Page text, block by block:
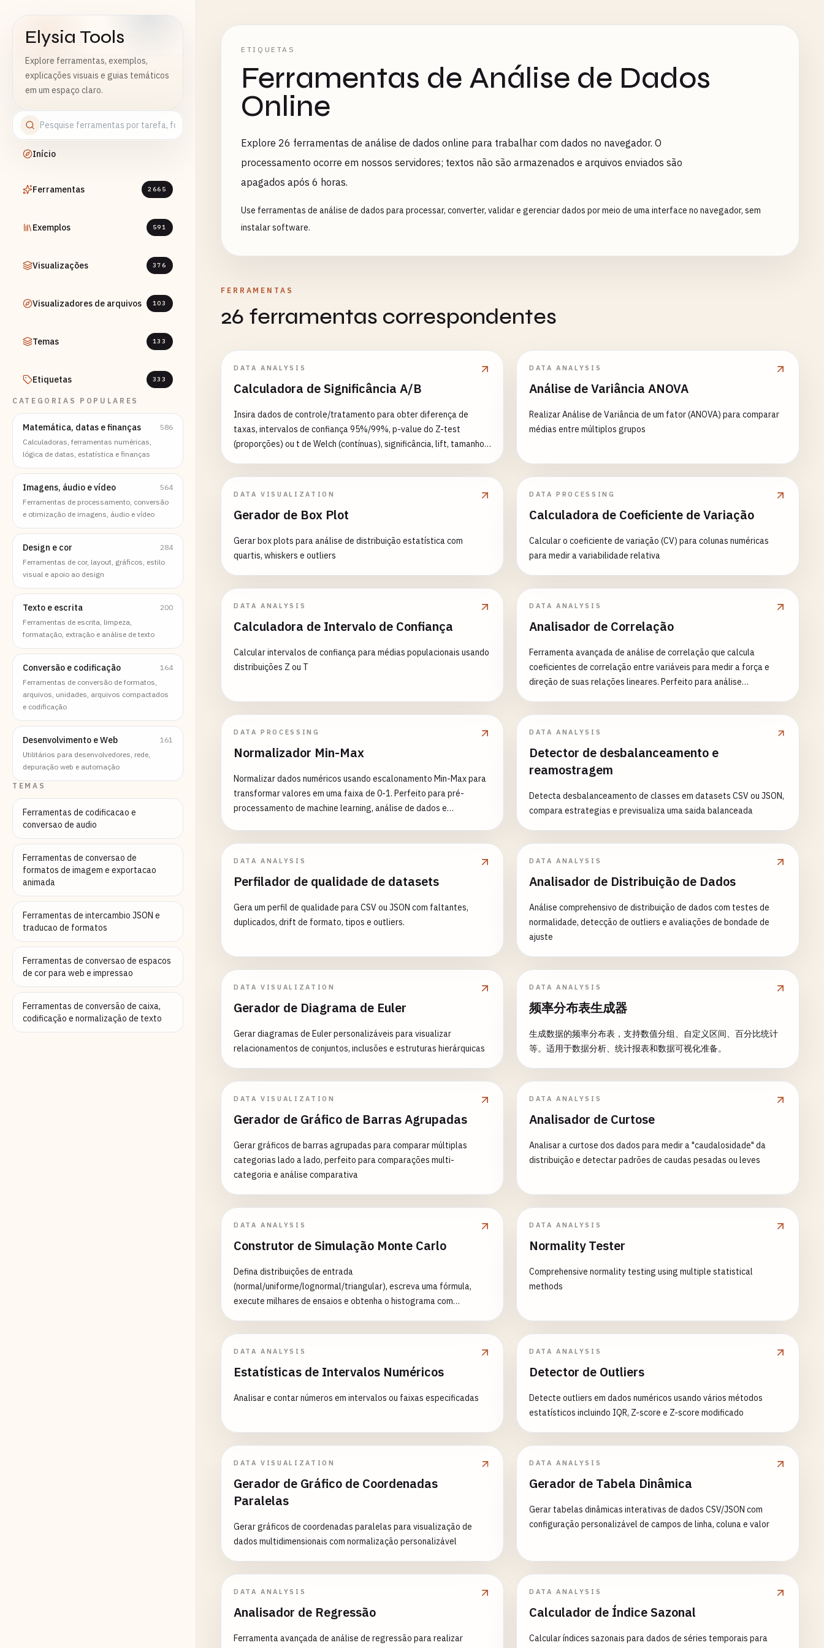
Elysia Tools
Explore ferramentas, exemplos,
explicações visuais e guias temáticos
em um espaço claro.
Início
Ferramentas 2665
Exemplos 591
Visualizações 376
Visualizadores de arquivos 103
Temas 133
Etiquetas 333
CATEGORIAS POPULARES
Matemática, datas e finanças
586
Calculadoras, ferramentas numéricas,
lógica de datas, estatística e finanças
Imagens, áudio e vídeo
564
Ferramentas de processamento, conversão
e otimização de imagens, áudio e vídeo
Design e cor
284
Ferramentas de cor, layout, gráficos, estilo
visual e apoio ao design
Texto e escrita
200
Ferramentas de escrita, limpeza,
formatação, extração e análise de texto
Conversão e codificação
164
Ferramentas de conversão de formatos,
arquivos, unidades, arquivos compactados
e codificação
Desenvolvimento e Web
161
Utilitários para desenvolvedores, rede,
depuração web e automação
TEMAS
Ferramentas de codificacao e
conversao de audio
Ferramentas de conversao de
formatos de imagem e exportacao
animada
Ferramentas de intercambio JSON e
traducao de formatos
Ferramentas de conversao de espacos
de cor para web e impressao
Ferramentas de conversão de caixa,
codificação e normalização de texto
ETIQUETAS
Ferramentas de Análise de Dados
Online
Explore 26 ferramentas de análise de dados online para trabalhar com dados no navegador. O
processamento ocorre em nossos servidores; textos não são armazenados e arquivos enviados são
apagados após 6 horas.
Use ferramentas de análise de dados para processar, converter, validar e gerenciar dados por meio de uma interface no navegador, sem
instalar software.
FERRAMENTAS
26 ferramentas correspondentes
DATA ANALYSIS
Calculadora de Significância A/B
Insira dados de controle/tratamento para obter diferença de
taxas, intervalos de confiança 95%/99%, p-value do Z-test
(proporções) ou t de Welch (contínuas), significância, lift, tamanho
DATA ANALYSIS
Análise de Variância ANOVA
Realizar Análise de Variância de um fator (ANOVA) para comparar
médias entre múltiplos grupos
DATA VISUALIZATION
Gerador de Box Plot
Gerar box plots para análise de distribuição estatística com
quartis, whiskers e outliers
DATA PROCESSING
Calculadora de Coeficiente de Variação
Calcular o coeficiente de variação (CV) para colunas numéricas
para medir a variabilidade relativa
DATA ANALYSIS
Calculadora de Intervalo de Confiança
Calcular intervalos de confiança para médias populacionais usando
distribuições Z ou T
DATA ANALYSIS
Analisador de Correlação
Ferramenta avançada de análise de correlação que calcula
coeficientes de correlação entre variáveis para medir a força e
direção de suas relações lineares. Perfeito para análise
intervalos de confiança - Visualização de mapa de calor - Geração
de matriz de gráficos de dispersão - Estratégias de tratamento de
Capacidades de análise de grupo - Relatórios estatísticos
detalhados Casos de Uso Comuns: - Análise de mercado financeiro
e avaliação de risco - Pesquisa científica e teste de hipóteses -
Análise de comportamento do cliente e marketing - Análise de
dados de saúde e médicos - Controle de qualidade e otimização de
DATA PROCESSING
Normalizador Min-Max
Normalizar dados numéricos usando escalonamento Min-Max para
transformar valores em uma faixa de 0-1. Perfeito para pré-
processamento de machine learning, análise de dados e
tipo de dados - Processamento de valores ausentes - Preservação
de colunas não numéricas - Inclui resumo estatístico Casos de Uso
Normalização de entrada de redes neurais - Pré-processamento
para visualização de dados - Análise comparativa em diferentes
DATA ANALYSIS
Detector de desbalanceamento e
reamostragem
Detecta desbalanceamento de classes em datasets CSV ou JSON,
compara estrategias e previsualiza uma saida balanceada
DATA ANALYSIS
Perfilador de qualidade de datasets
Gera um perfil de qualidade para CSV ou JSON com faltantes,
duplicados, drift de formato, tipos e outliers.
DATA ANALYSIS
Analisador de Distribuição de Dados
Análise comprehensivo de distribuição de dados com testes de
normalidade, detecção de outliers e avaliações de bondade de
ajuste
DATA VISUALIZATION
Gerador de Diagrama de Euler
Gerar diagramas de Euler personalizáveis para visualizar
relacionamentos de conjuntos, inclusões e estruturas hierárquicas
DATA ANALYSIS
频率分布表生成器
生成数据的频率分布表，支持数值分组、自定义区间、百分比统计
等。适用于数据分析、统计报表和数据可视化准备。
DATA VISUALIZATION
Gerador de Gráfico de Barras Agrupadas
Gerar gráficos de barras agrupadas para comparar múltiplas
categorias lado a lado, perfeito para comparações multi-
categoria e análise comparativa
DATA ANALYSIS
Analisador de Curtose
Analisar a curtose dos dados para medir a "caudalosidade" da
distribuição e detectar padrões de caudas pesadas ou leves
DATA ANALYSIS
Construtor de Simulação Monte Carlo
Defina distribuições de entrada
(normal/uniforme/lognormal/triangular), escreva uma fórmula,
execute milhares de ensaios e obtenha o histograma com
DATA ANALYSIS
Normality Tester
Comprehensive normality testing using multiple statistical
methods
DATA ANALYSIS
Estatísticas de Intervalos Numéricos
Analisar e contar números em intervalos ou faixas especificadas
DATA ANALYSIS
Detector de Outliers
Detecte outliers em dados numéricos usando vários métodos
estatísticos incluindo IQR, Z-score e Z-score modificado
DATA VISUALIZATION
Gerador de Gráfico de Coordenadas
Paralelas
Gerar gráficos de coordenadas paralelas para visualização de
dados multidimensionais com normalização personalizável
DATA ANALYSIS
Gerador de Tabela Dinâmica
Gerar tabelas dinâmicas interativas de dados CSV/JSON com
configuração personalizável de campos de linha, coluna e valor
DATA ANALYSIS
Analisador de Regressão
Ferramenta avançada de análise de regressão para realizar
DATA ANALYSIS
Calculador de Índice Sazonal
Calcular índices sazonais para dados de séries temporais para